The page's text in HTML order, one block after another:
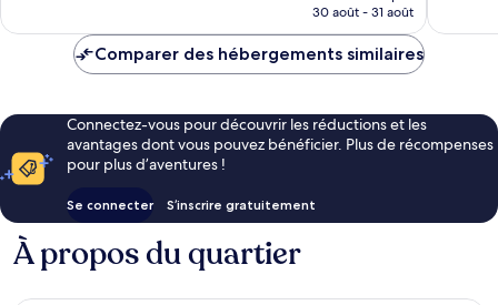
prix
de
30 août - 31 août
Comparer des hébergements similaires
Connectez-vous pour découvrir les réductions et les
avantages dont vous pouvez bénéficier. Plus de récompenses
pour plus d’aventures !
Se connecter S’inscrire gratuitement
À propos du quartier